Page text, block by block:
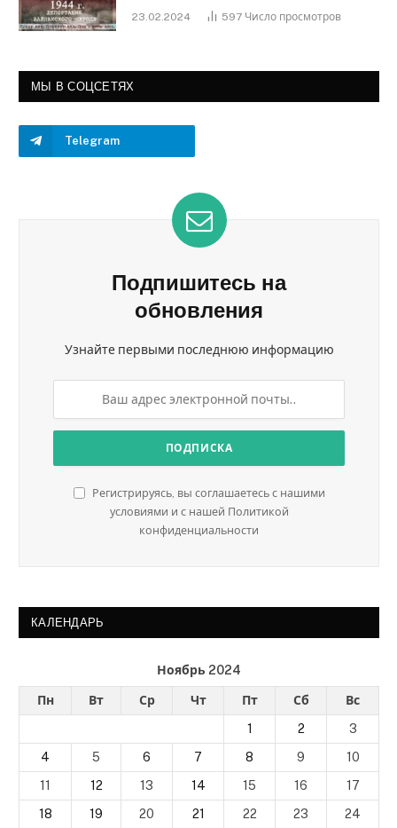
23.02.2024 597 Число просмотров
МЫ В СОЦСЕТЯХ
Telegram
Подпишитесь на
обновления
Узнайте первыми последнюю информацию
Регистрируясь, вы соглашаетесь с нашими
условиями и с нашей Политикой
конфиденциальности
КАЛЕНДАРЬ
Ноябрь 2024
Пн Вт Ср Чт Пт Сб
Вс
1
2
3
4
5 6 7 8 9
10
11
12 13 14 15 16
17
18
19 20 21 22 23 24